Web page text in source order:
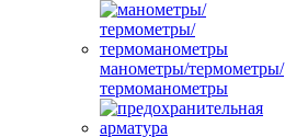
манометры/термометры/
термоманометры